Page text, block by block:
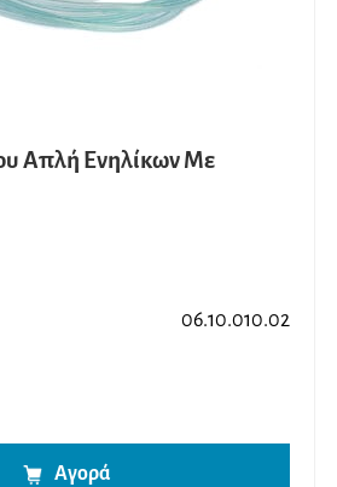
Απλή Ενηλίκων Με
06.10.010.02
Αγορά